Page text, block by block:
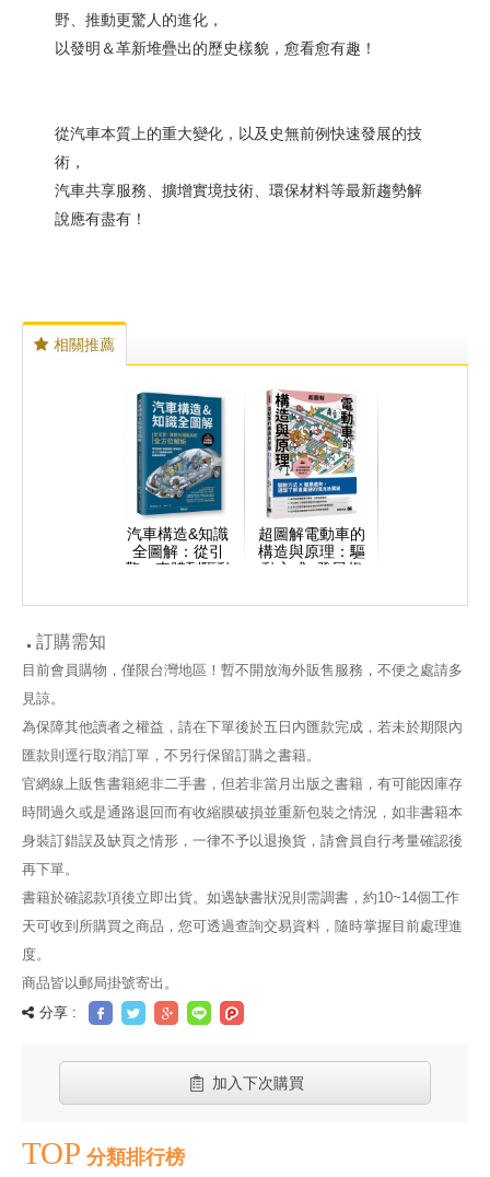
野、推動更驚人的進化，
以發明＆革新堆疊出的歷史樣貌，愈看愈有趣！
從汽車本質上的重大變化，以及史無前例快速發展的技
術，
汽車共享服務、擴增實境技術、環保材料等最新趨勢解
說應有盡有！
相關推薦
汽車構造&知識
全圖解：從引
擎、車體到驅動
超圖解電動車的
構造與原理：驅
動方式×發展趨
業鏈的現況及展
訂購需知
目前會員購物，僅限台灣地區！暫不開放海外販售服務，不便之處請多
見諒。
為保障其他讀者之權益，請在下單後於五日內匯款完成，若未於期限內
匯款則逕行取消訂單，不另行保留訂購之書籍。
官網線上販售書籍絕非二手書，但若非當月出版之書籍，有可能因庫存
時間過久或是通路退回而有收縮膜破損並重新包裝之情況，如非書籍本
身裝訂錯誤及缺頁之情形，一律不予以退換貨，請會員自行考量確認後
再下單。
書籍於確認款項後立即出貨。如遇缺書狀況則需調書，約10~14個工作
天可收到所購買之商品，您可透過查詢交易資料，隨時掌握目前處理進
度。
商品皆以郵局掛號寄出。
分享 :
加入下次購買
TOP 分類排行榜